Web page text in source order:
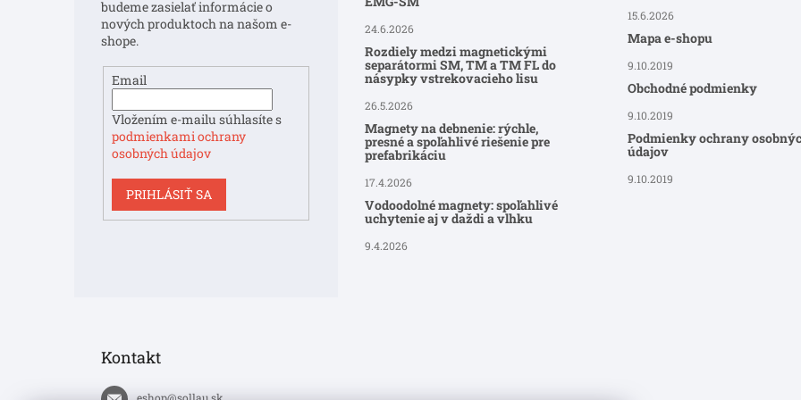
budeme zasielať informácie o
nových produktoch na našom e-
shope.
Email
Vložením e-mailu súhlasíte s
podmienkami ochrany
osobných údajov
PRIHLÁSIŤ SA
24.6.2026
Rozdiely medzi magnetickými
separátormi SM, TM a TM FL do
násypky vstrekovacieho lisu
26.5.2026
Magnety na debnenie: rýchle,
presné a spoľahlivé riešenie pre
prefabrikáciu
17.4.2026
Vodoodolné magnety: spoľahlivé
uchytenie aj v daždi a vlhku
9.4.2026
15.6.2026
Mapa e-shopu
9.10.2019
Obchodné podmienky
9.10.2019
Podmienky ochrany
údajov
9.10.2019
Kontakt
eshop@sollau.sk